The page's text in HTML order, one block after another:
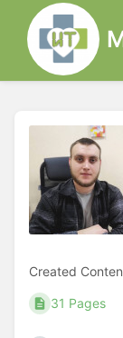
Created
31 Pages